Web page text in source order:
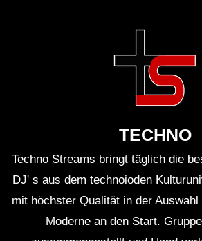
TECHNO HOUSE
Der Ruhestörer ‹|›
TECHNO HOUSE
Das Geheimnis des
Livestreams |› DJ
TECHNO HOUSE
TECHNO
Techno Streams bringt täglich die
DJ' s aus dem technoioden
mit höchster Qualität in der
Moderne an den Start.